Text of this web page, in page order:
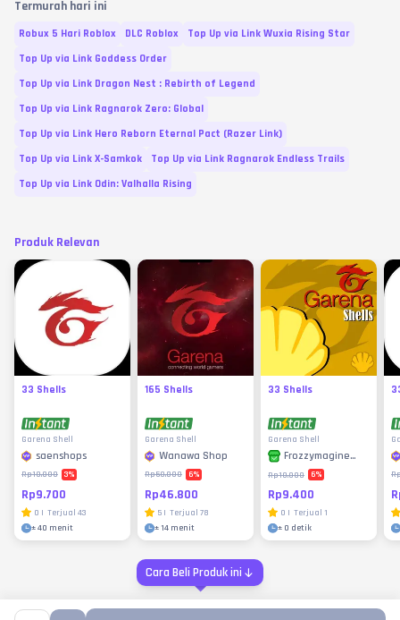
Termurah hari ini
Robux 5 Hari Roblox DLC Roblox
Top Up via Link Wuxia Rising Star
Top Up via Link Goddess Order
Top Up via Link Dragon Nest : Rebirth of Legend
Top Up via Link Ragnarok Zero: Global
Top Up via Link Hero Reborn Eternal Pact (Razer Link)
Top Up via Link X-Samkok
Top Up via Link Ragnarok Endless Trails
Top Up via Link Odin: Valhalla Rising
Produk Relevan
33 Shells
Garena Shell
saenshops
Rp10.000 3%
Rp9.700
0 | Terjual 43
±40 menit
165 Shells
Garena Shell
Wanawa Shop
Rp50.000 6%
Rp46.800
5 | Terjual 78
±14 menit
33 Shells
Garena Shell
Frozzymagine
Store
Rp10.000 6%
Rp9.400
0 | Terjual 1
± 0 detik
Cara Beli Produk ini